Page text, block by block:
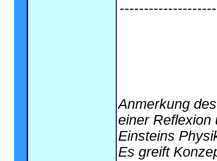
Anmerkung
einer Reflexion
Einsteins
Es greift